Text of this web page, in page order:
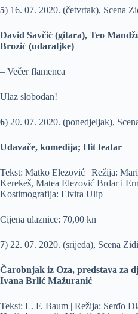
5) 16. 07. 2020. (četvrtak), Scena
David Savčić (gitara), Teo
Brozić (udaraljke)
– Večer flamenca
Ulaz slobodan!
6) 20. 07. 2020. (ponedjeljak),
Udavače, komedija; Hit teatar
Tekst: Matko Elezović | Režija:
Kerekeš, Matea Elezović Brdar i
Kostimografija: Elvira Ulip
Cijena ulaznice: 70,00 kn
7) 22. 07. 2020. (srijeda), Scena
Čarobnjak iz Oza, predstava za
Ivana Brlić Mažuranić
Tekst: L. F. Baum | Režija: Serđo